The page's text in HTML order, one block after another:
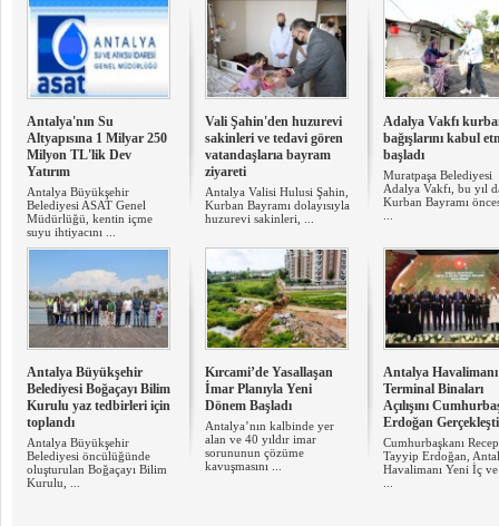
Antalya'nın Su
Altyapısına 1 Milyar 250
Milyon TL'lik Dev
Yatırım
Antalya Büyükşehir
Belediyesi ASAT Genel
Müdürlüğü, kentin içme
suyu ihtiyacını ...
Vali Şahin'den huzurevi
sakinleri ve tedavi gören
vatandaşlarıa bayram
ziyareti
Antalya Valisi Hulusi Şahin,
Kurban Bayramı dolayısıyla
huzurevi sakinleri, ...
Adalya Vakfı
bağışlarını kabul
başladı
Muratpaşa Belediyesi
Adalya Vakfı, bu yıl
Kurban Bayramı
Antalya Büyükşehir
Belediyesi Boğaçayı Bilim
Kurulu yaz tedbirleri için
toplandı
Antalya Büyükşehir
Belediyesi öncülüğünde
oluşturulan Boğaçayı Bilim
Kurulu, ...
Kırcami’de Yasallaşan
İmar Planıyla Yeni
Dönem Başladı
Antalya’nın kalbinde yer
alan ve 40 yıldır imar
sorununun çözüme
kavuşmasını ...
Antalya
Terminal Binaları
Açılışını
Erdoğan
Cumhurbaşkanı Recep
Tayyip Erdoğan,
Havalimanı Yeni İç ve